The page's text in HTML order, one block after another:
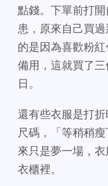
點錢。下單前打
患，原來自己買
的是因為喜歡粉
備用，這就買了
日。
還有些衣服是打
尺碼，「等稍稍
來只是夢一場，
衣櫃裡。